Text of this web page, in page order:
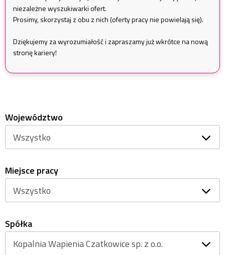
niezależne wyszukiwarki ofert.
Prosimy, skorzystaj z obu z nich (oferty pracy nie powielają się).
Dziękujemy za wyrozumiałość i zapraszamy już wkrótce na nową
stronę kariery!
Województwo
Miejsce pracy
Spółka